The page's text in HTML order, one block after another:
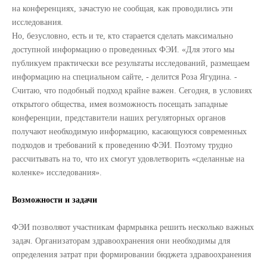
на конференциях, зачастую не сообщая, как проводились эти
исследования.
Но, безусловно, есть и те, кто старается сделать максимально
доступной информацию о проведенных ФЭИ. «Для этого мы
публикуем практически все результаты исследований, размещаем
информацию на специальном сайте, - делится Роза Ягудина. -
Считаю, что подобный подход крайне важен. Сегодня, в условиях
открытого общества, имея возможность посещать западные
конференции, представители наших регуляторных органов
получают необходимую информацию, касающуюся современных
подходов и требований к проведению ФЭИ. Поэтому трудно
рассчитывать на то, что их смогут удовлетворить «сделанные на
коленке» исследования».
Возможности и задачи
ФЭИ позволяют участникам фармрынка решить несколько важных
задач. Организаторам здравоохранения они необходимы для
определения затрат при формировании бюджета здравоохранения